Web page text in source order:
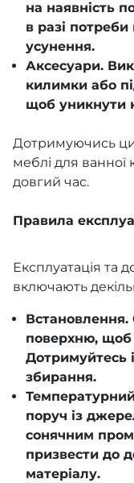
на наявність
в разі
усунення.
Аксесуари.
килимки або
щоб уникнути
Дотримуючись
меблі для ванної
довгий час.
Правила
Експлуатація та
включають
Встановлення.
поверхню, щоб
Дотримуйтесь
збирання.
поруч із
сонячним
призвести до
матеріалу.